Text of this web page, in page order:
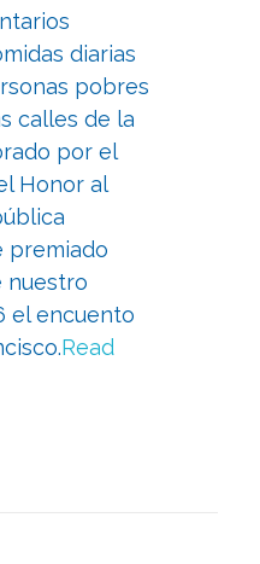
diarias
pobres
calles de la
por el
Honor al
premiado
nuestro
el encuento
Read